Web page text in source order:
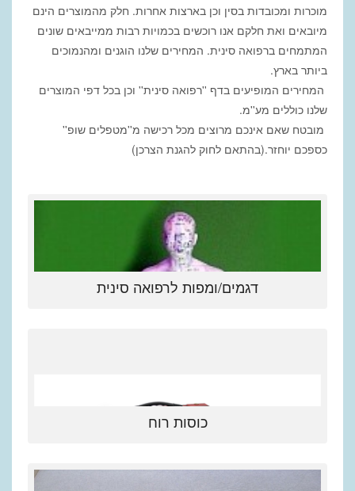
מוכרות ומכובדות בסין וכן בארצות אחרות. חלק מהמוצרים הינם
מיובאים ואת חלקם אנו רוכשים בכמויות רבות ממייבאים שונים
המתמחים ברפואה סינית. המחירים שלנו הוגנים ומהנמוכים
ביותר בארץ.
המחירים המופיעים בדף ''רפואה סינית'' וכן בכל דפי המוצרים
שלנו כוללים מע''מ.
מובטח שאם אינכם מרוצים מכל רכישה מ''מטפלים שופ''
כספכם יוחזר.(בהתאם לחוק להגנת הצרכן)
דגמים/ומפות לרפואה סינית
כוסות רוח